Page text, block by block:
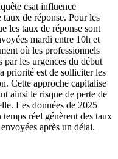
csat influence
de réponse. Pour les
les taux de réponse sont
mardi entre 10h et
où les professionnels
par les urgences du début
priorité est de solliciter les
Cette approche capitalise
ainsi le risque de perte de
Les données de 2025
réel génèrent des taux
après un délai.